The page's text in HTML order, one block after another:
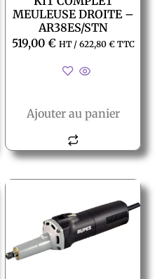
MEULEUSE DROITE –
AR38ES/STN
519,00 € HT / 622,80 €TTC
Ajouter au panier